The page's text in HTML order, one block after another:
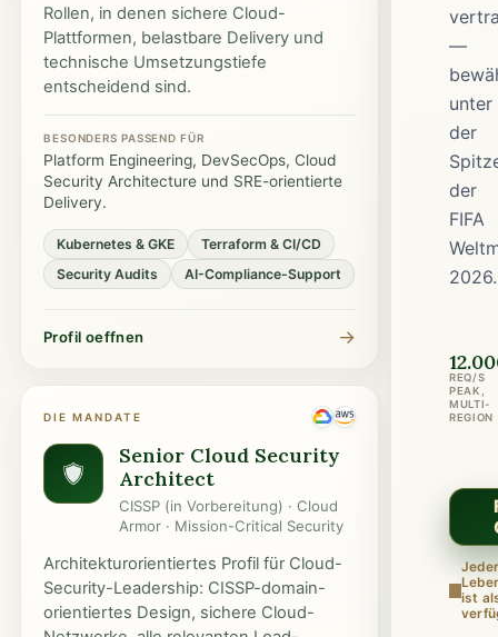
Rollen, in denen sichere Cloud-
Plattformen, belastbare Delivery und
technische Umsetzungstiefe
entscheidend sind.
BESONDERS PASSEND FÜR
Platform Engineering, DevSecOps, Cloud
Security Architecture und SRE-orientierte
Delivery.
Kubernetes & GKE
Terraform & CI/CD
Security Audits
AI-Compliance-Support
Profil oeffnen →
DIE MANDATE
Senior Cloud Security
Architect
CISSP (in Vorbereitung) · Cloud
Armor · Mission-Critical Security
Architekturorientiertes Profil für Cloud-
Security-Leadership: CISSP-domain-
orientiertes Design, sichere Cloud-
—
unter
der
der
FIFA
2026.
REQ/S
PEAK,
MULTI-
REGION
ist